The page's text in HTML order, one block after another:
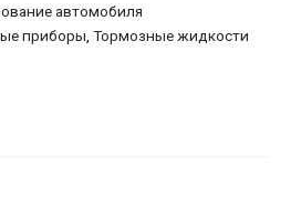
автомобиля
приборы Тормозные жидкости